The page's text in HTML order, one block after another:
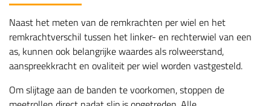
Naast het meten van de remkrachten per wiel en het
remkrachtverschil tussen het linker- en rechterwiel van een
as, kunnen ook belangrijke waardes als rolweerstand,
aanspreekkracht en ovaliteit per wiel worden vastgesteld.
Om slijtage aan de banden te voorkomen, stoppen de